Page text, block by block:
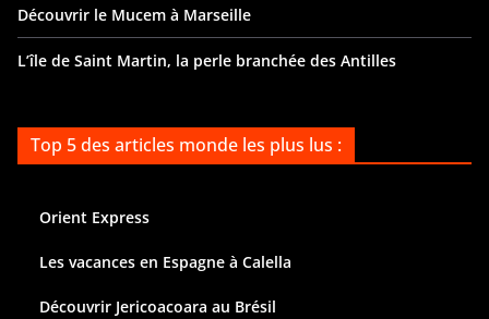
Découvrir le Mucem à Marseille
L’île de Saint Martin, la perle branchée des Antilles
Top 5 des articles monde les plus lus :
Orient Express
Les vacances en Espagne à Calella
Découvrir Jericoacoara au Brésil